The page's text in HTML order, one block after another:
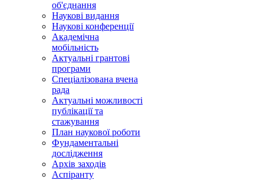
об'єднання
Наукові видання
Наукові конференції
Академічна
мобільність
Актуальні грантові
програми
Спеціалізована вчена
рада
Актуальні можливості
публікації та
стажування
План наукової роботи
Фундаментальні
дослідження
Архів заходів
Аспіранту